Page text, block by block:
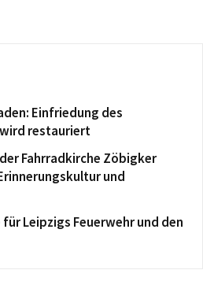
Einfriedung des
restauriert
Fahrradkirche Zöbigker
und
Leipzigs Feuerwehr und den